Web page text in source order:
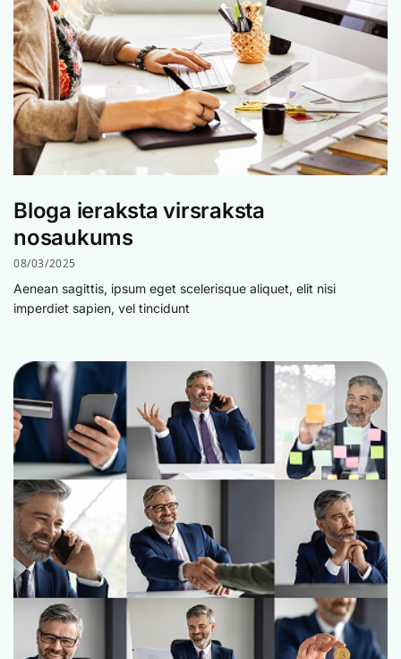
Bloga ieraksta virsraksta
nosaukums
08/03/2025
Aenean sagittis, ipsum eget scelerisque aliquet, elit nisi
imperdiet sapien, vel tincidunt